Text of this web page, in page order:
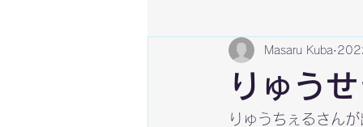
りゅう
Masaru Kuba
りゅうちぇるさん